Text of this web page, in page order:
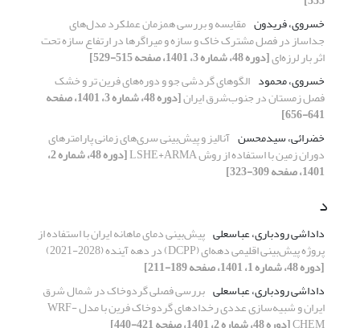
خسروی، فریدون مقایسه و بررسی همزمان عملکرد مدل‌های
جداساز در فصل مشترک خاک و سازه و میراگرها در ارتفاع سازه تحت
اثر بار لرزه‌ای[دوره 48، شماره 3، 1401، صفحه 515-529]
خسروی، محمود الگوهای گردشی جو و دوره‌های فرین تر و خشک
فصل زمستان در جنوب‌شرق ایران [دوره 48، شماره 3، 1401، صفحه
641-656]
خضرائی، سیدمحسن آنالیز و پیش‌بینی سری‌های زمانی پارامترهای
دوران زمین با استفاده از روش LSHE+ARMA [دوره 48، شماره 2،
1401، صفحه 309-323]
د
داداشی رودباری، عباسعلی پیش‌بینی دمای ماهانه ایران با استفاده از
پروژه پیش‌بینی اقلیمی دهه‌ای (DCPP) در دهه‌ آینده (2028-2021)
[دوره 48، شماره 1، 1401، صفحه 189-211]
داداشی رودباری، عباسعلی بررسی فصلی گردوخاک‌ در شمال شرق
ایران و شبیه‌‌سازی عددی رخدادهای گردوخاک‌ فرین با مدل WRF-